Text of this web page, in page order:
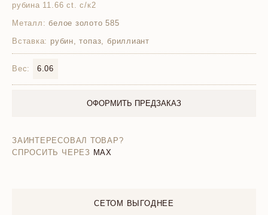
рубина 11.66 ct. с/к2
Металл: белое золото 585
Вставка: рубин, топаз, бриллиант
Вес: 6.06
ОФОРМИТЬ ПРЕДЗАКАЗ
ЗАИНТЕРЕСОВАЛ ТОВАР?
СПРОСИТЬ ЧЕРЕЗ MAX
СЕТОМ ВЫГОДНЕЕ